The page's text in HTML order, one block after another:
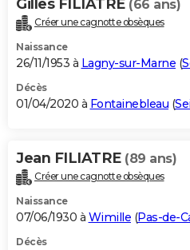
Gilles FILIATRE (66 ans)
Créer une cagnotte obsèques
Naissance
26/11/1953 à Lagny-sur-Marne (
Décès
01/04/2020 à Fontainebleau (
Jean FILIATRE (89 ans)
Créer une cagnotte obsèques
Naissance
07/06/1930 à Wimille (Pas-de-
Décès